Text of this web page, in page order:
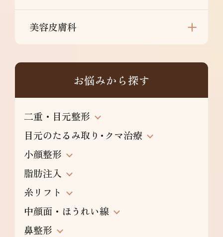
美容皮膚科
お悩みから探す
二重・目元整形
目元のたるみ取り･クマ治療
小顔整形
脂肪注入
糸リフト
中顔面・ほうれい線
鼻整形